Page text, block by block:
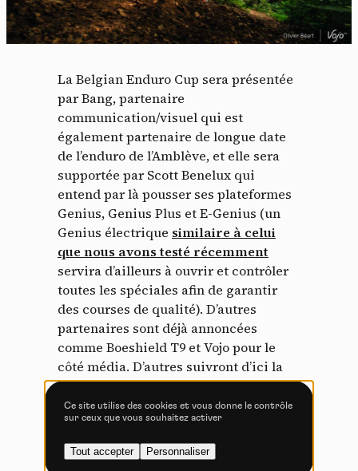
La Belgian Enduro Cup sera présentée
par Bang, partenaire
communication/visuel qui est
également partenaire de longue date
de l’enduro de l’Amblève, et elle sera
supportée par Scott Benelux qui
entend par là pousser ses plateformes
Genius, Genius Plus et E-Genius (un
Genius électrique similaire à celui
que nous avons testé récemment
servira d’ailleurs à ouvrir et contrôler
toutes les spéciales afin de garantir
des courses de qualité). D’autres
partenaires sont déjà annoncées
comme Boeshield T9 et Vojo pour le
côté média. D’autres suivront d’ici la
présentation officielle qui aura lieu le 7
janvier.
En attendant, n’hésitez pas à liker
Panneau de gestion des
cookies
En autorisant ces services tiers, vous acceptez le dépôt et la
lecture de cookies et l'utilisation de technologies de suivi
nécessaires à leur bon fonctionnement.
Politique de confidentialité
Tout accepter Tout refuser
Vidéos
Les services de partage de vidéo permettent d'enrichir
le site de contenu multimédia et augmentent sa
visibilité.
Vimeo interdit -Ce service peut déposer
Autoriser Interdire
YouTube interdit -
Ce site utilise des cookies et vous donne le contrôle
sur ceux que vous souhaitez activer
Tout accepter Personnaliser